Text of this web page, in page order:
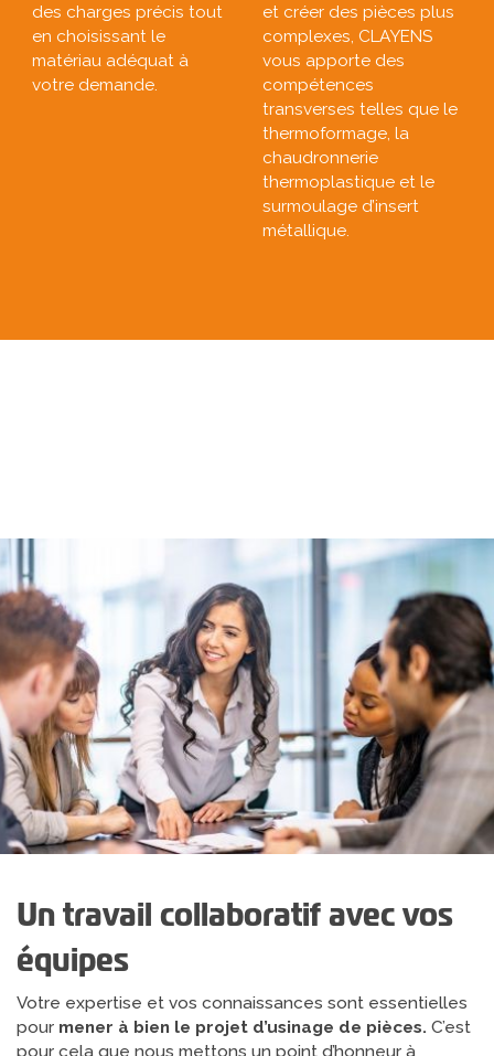
des charges précis tout
en choisissant le
matériau adéquat à
votre demande.
et créer des pièces plus
complexes, CLAYENS
vous apporte des
compétences
transverses telles que le
thermoformage, la
chaudronnerie
thermoplastique et le
surmoulage d’insert
métallique.
Un travail collaboratif avec vos
équipes
Votre expertise et vos connaissances sont essentielles
pour mener à bien le projet d’usinage de pièces. C’est
pour cela que nous mettons un point d’honneur à